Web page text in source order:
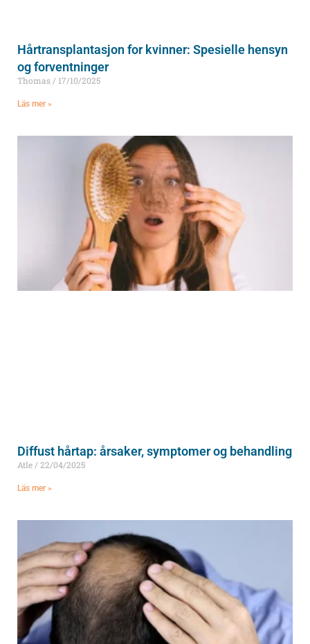
Hårtransplantasjon for kvinner: Spesielle hensyn
og forventninger
Thomas 17/10/2025
Läs mer »
Diffust hårtap: årsaker, symptomer og behandling
Atle 22/04/2025
Läs mer »